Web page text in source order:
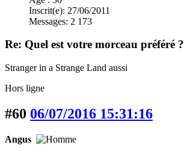
Inscrit(e): 27/06/2011
Messages: 2 173
Re: Quel est votre morceau préféré ?
Stranger in a Strange Land aussi
Hors ligne
#60 06/07/2016 15:31:16
Angus